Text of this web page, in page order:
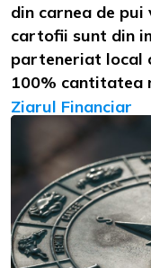
din carnea de pui
cartofii sunt din
parteneriat local
100% cantitatea
Ziarul Financiar